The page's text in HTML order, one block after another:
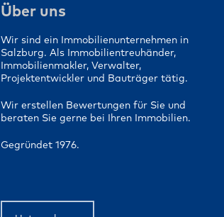
Über uns
Wir sind ein Immobilienunternehmen in
Salzburg. Als Immobilientreuhänder,
Immobilienmakler, Verwalter,
Projektentwickler und Bauträger tätig.
Wir erstellen Bewertungen für Sie und
beraten Sie gerne bei Ihren Immobilien.
Gegründet 1976.